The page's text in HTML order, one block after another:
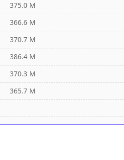
375.0 M
366.6 M
370.7 M
386.4 M
370.3 M
365.7 M